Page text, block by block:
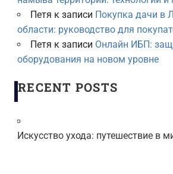
Петя к записи Покупка дачи в
области: руководство для
Петя к записи Онлайн ИБП:
оборудования на новом уровне
RECENT POSTS
Искусство ухода: путешествие в